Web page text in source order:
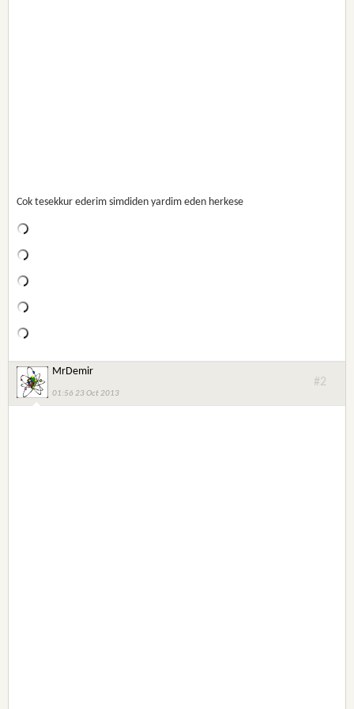
Cok tesekkur ederim simdiden yardim eden herkese
MrDemir
01:56 23 Oct 2013
#2